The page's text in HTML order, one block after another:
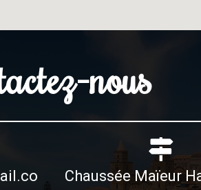
nous
Chaussée Maïeur